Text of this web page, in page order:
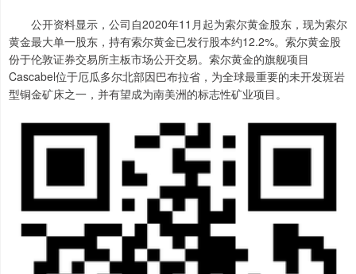
公开资料显示，公司自2020年11月起为索尔黄金股东，现为索尔
黄金最大单一股东，持有索尔黄金已发行股本约12.2%。索尔黄金股
份于伦敦证券交易所主板市场公开交易。索尔黄金的旗舰项目
Cascabel位于厄瓜多尔北部因巴布拉省，为全球最重要的未开发斑岩
型铜金矿床之一，并有望成为南美洲的标志性矿业项目。